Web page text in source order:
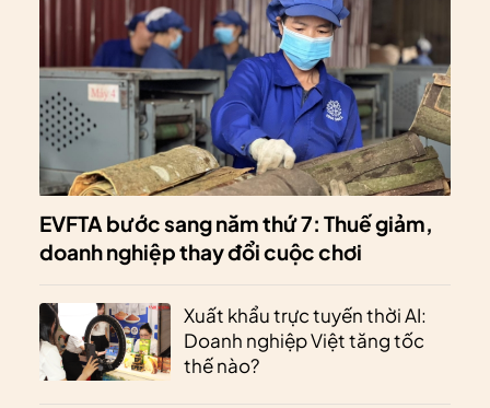
EVFTA bước sang năm thứ 7: Thuế giảm,
doanh nghiệp thay đổi cuộc chơi
Xuất khẩu trực tuyến thời AI:
Doanh nghiệp Việt tăng tốc
thế nào?